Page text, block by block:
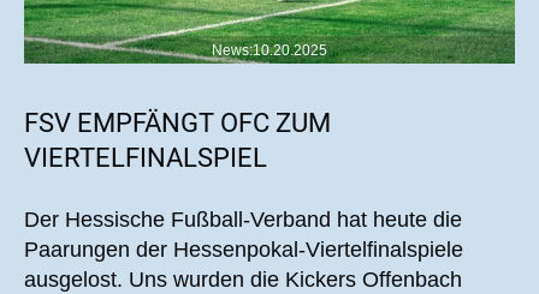
News:10.20.2025
FSV EMPFÄNGT OFC ZUM
VIERTELFINALSPIEL
Der Hessische Fußball-Verband hat heute die
Paarungen der Hessenpokal-Viertelfinalspiele
ausgelost. Uns wurden die Kickers Offenbach